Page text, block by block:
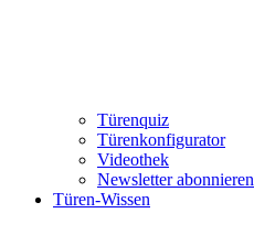
Türenquiz
Türenkonfigurator
Videothek
Newsletter abonnieren
Türen-Wissen